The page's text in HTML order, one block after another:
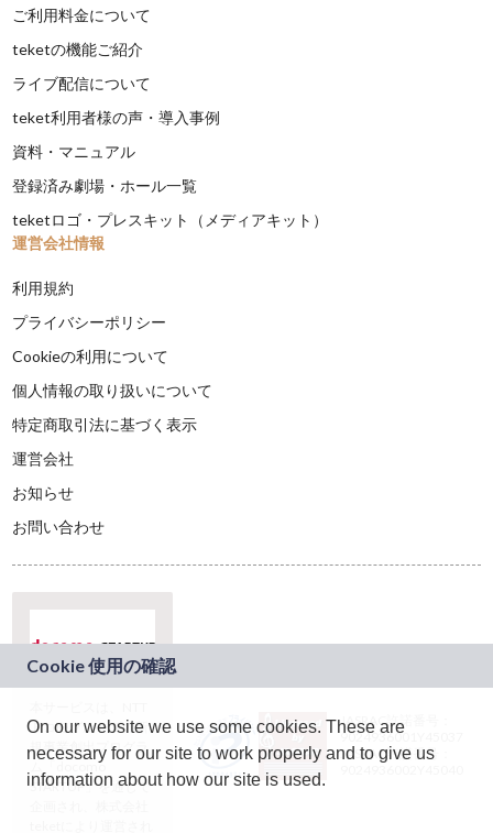
ご利用料金について
teketの機能ご紹介
ライブ配信について
teket利用者様の声・導入事例
資料・マニュアル
登録済み劇場・ホール一覧
teketロゴ・プレスキット（メディアキット）
運営会社情報
利用規約
プライバシーポリシー
Cookieの利用について
個人情報の取り扱いについて
特定商取引法に基づく表示
運営会社
お知らせ
お問い合わせ
ドコモグループの新
規事業創出プログラ
ム「docomo
STARTUP」を通じて
JASRAC許諾番号：
9024936001Y45037
JASRAC許諾番号：
On our website we use some cookies. These are
necessary for our site to work properly and to give us
information about how our site is used.